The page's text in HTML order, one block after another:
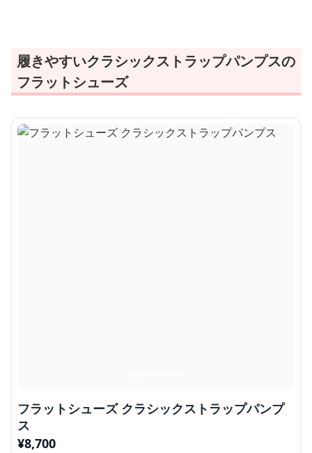
履きやすいクラシックストラップパンプスの
フラットシューズ
フラットシューズ クラシックストラップパンプ
ス
¥8,700